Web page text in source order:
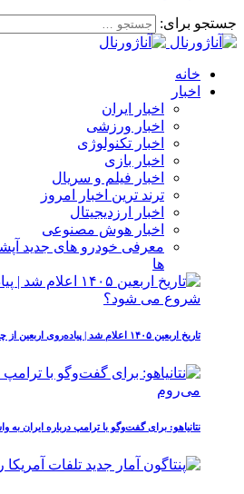
جستجو برای:
خانه
اخبار
اخبار ایران
اخبار ورزشی
اخبار تکنولوژی
اخبار بازی
اخبار فیلم و سریال
ترند ترین اخبار امروز
اخبار ارزدیجیتال
اخبار هوش مصنوعی
معرفی خودرو های جدید
ها
تاریخ اربعین ۱۴۰۵ اعلام شد | پیاده‌روی اربعین از چه روزی شروع می‌ شود؟
نتانیاهو: برای گفت‌وگو با ترامپ درباره ایران به